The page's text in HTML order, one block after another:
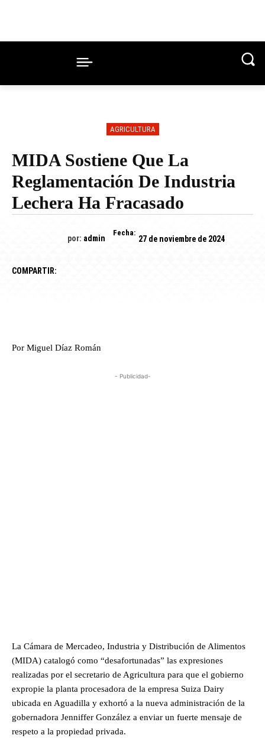
AGRICULTURA
MIDA Sostiene Que La
Reglamentación De Industria
Lechera Ha Fracasado
por: admin
Fecha:
27 de noviembre de 2024
COMPARTIR:
Por Miguel Díaz Román
- Publicidad-
La Cámara de Mercadeo, Industria y Distribución de Alimentos
(MIDA) catalogó como “desafortunadas” las expresiones
realizadas por el secretario de Agricultura para que el gobierno
expropie la planta procesadora de la empresa Suiza Dairy
ubicada en Aguadilla y exhortó a la nueva administración de la
gobernadora Jenniffer González a enviar un fuerte mensaje de
respeto a la propiedad privada.